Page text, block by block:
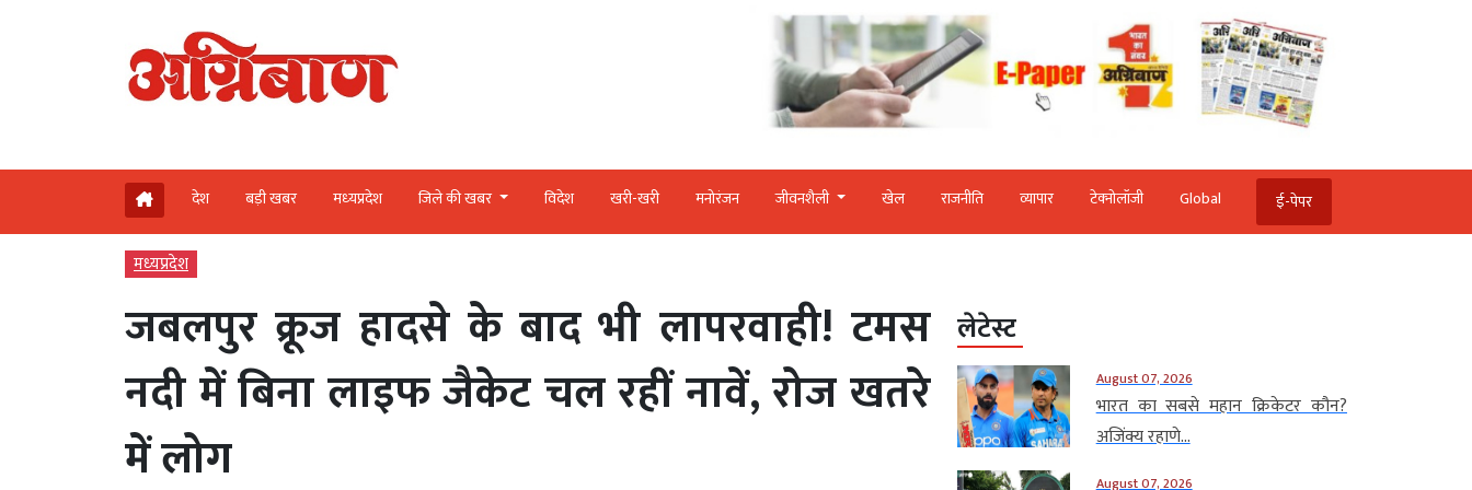
देश बड़ी खबर मध्‍यप्रदेश जिले की खबर विदेश खरी-खरी मनोरंजन जीवनशैली खेल राजनीति व्‍यापार टेक्‍नोलॉजी Global ई-पेपर
मध्‍यप्रदेश
जबलपुर क्रूज हादसे के बाद भी लापरवाही! टमस
नदी में बिना लाइफ जैकेट चल रहीं नावें, रोज खतरे
में लोग
लेटेस्ट
August 07, 2026
भारत का सबसे महान क्रिकेटर कौन?
अजिंक्य रहाणे...
August 07, 2026